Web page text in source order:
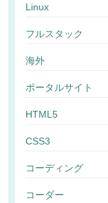
Linux
フルスタック
海外
ポータルサイト
HTML5
CSS3
コーディング
コーダー